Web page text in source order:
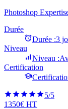
Photoshop
Durée
Durée :3
Niveau
Niveau :
Certification
5/5
1350€ HT